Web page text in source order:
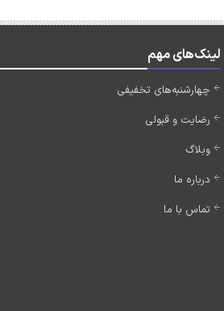
لینک‌های مهم
چهارشنبه‌های تخفیفی
رضایت و قبولی
وبلاگ
درباره ما
تماس با ما